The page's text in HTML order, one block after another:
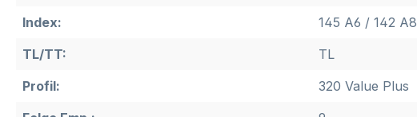
Index:
145 A6 / 142 A8
TL/TT:
TL
Profil:
320 Value Plus